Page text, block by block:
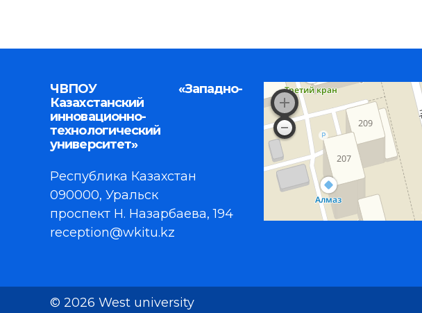
ЧВПОУ «Западно-
Казахстанский
инновационно-
технологический
университет»
Республика Казахстан
090000, Уральск
проспект Н. Назарбаева, 194
reception@wkitu.kz
© 2026 West university